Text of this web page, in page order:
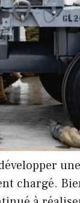
chargé.